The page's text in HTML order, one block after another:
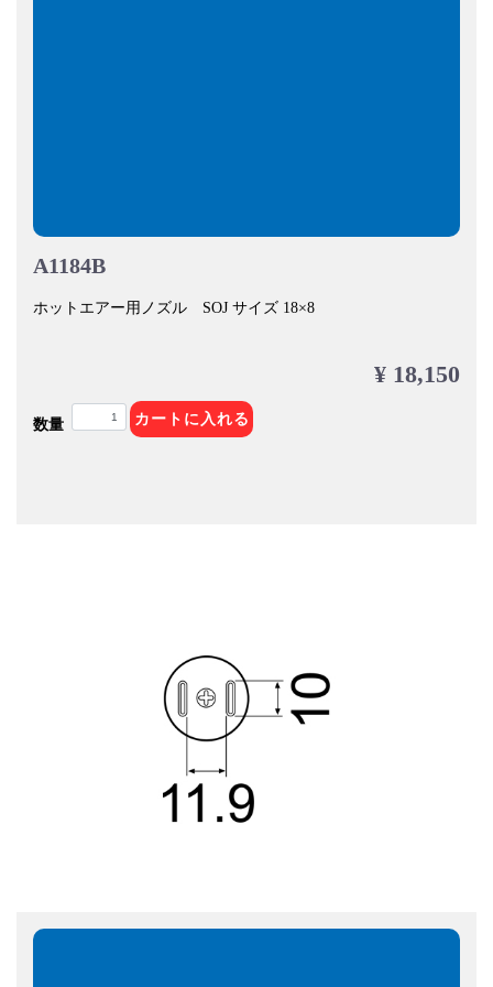
A1184B
ホットエアー用ノズル SOJ サイズ 18×8
¥ 18,150
数量 カートに入れる